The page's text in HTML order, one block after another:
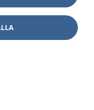
och vård
och information om